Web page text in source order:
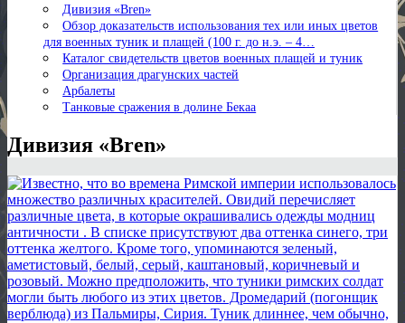
Дивизия «Bren»
Обзор доказательств использования тех или иных цветов
для военных туник и плащей (100 г. до н.э. – 4…
Каталог свидетельств цветов военных плащей и туник
Организация драгунских частей
Арбалеты
Танковые сражения в долине Бекаа
Дивизия «Bren»